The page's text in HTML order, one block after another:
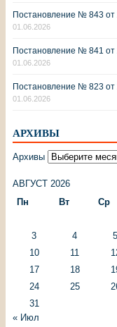
Постановление № 843 от
01.06.2026
Постановление № 841 от
01.06.2026
Постановление № 823 от
01.06.2026
АРХИВЫ
Архивы
АВГУСТ 2026
Пн
Вт Ср
3
4 5
10
11
17
18
24
25
31
« Июл